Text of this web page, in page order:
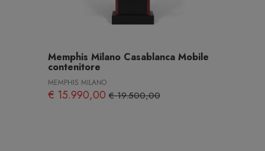
Memphis Milano Casablanca Mobile
contenitore
MEMPHIS MILANO
€ 15.990,00€ 19.500,00